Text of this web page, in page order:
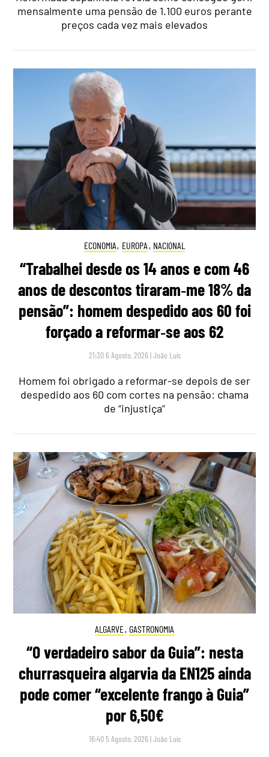
mensalmente uma pensão de 1.100 euros perante
preços cada vez mais elevados
ECONOMIA, EUROPA , NACIONAL
“Trabalhei desde os 14 anos e com 46
anos de descontos tiraram‑me 18% da
pensão”: homem despedido aos 60 foi
forçado a reformar‑se aos 62
21:30 6 Agosto, 2026 |João Luís
Homem foi obrigado a reformar-se depois de ser
despedido aos 60 com cortes na pensão: chama
de “injustiça”
ALGARVE, GASTRONOMIA
“O verdadeiro sabor da Guia”: nesta
churrasqueira algarvia da EN125 ainda
pode comer “excelente frango à Guia”
por 6,50€
16:40 5 Agosto, 2026 |João Luís